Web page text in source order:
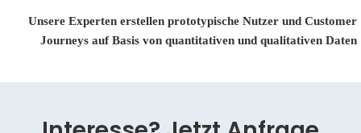
Unsere Experten erstellen prototypische Nutzer und Customer
Journeys auf Basis von quantitativen und qualitativen Daten